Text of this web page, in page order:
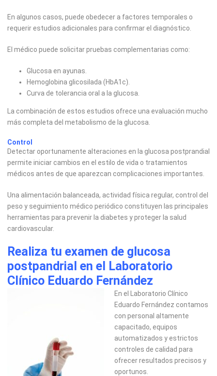
En algunos casos, puede obedecer a factores temporales o
requerir estudios adicionales para confirmar el diagnóstico.
El médico puede solicitar pruebas complementarias como:
Glucosa en ayunas.
Hemoglobina glicosilada (HbA1c).
Curva de tolerancia oral a la glucosa.
La combinación de estos estudios ofrece una evaluación mucho
más completa del metabolismo de la glucosa.
Control
Detectar oportunamente alteraciones en la glucosa postprandial
permite iniciar cambios en el estilo de vida o tratamientos
médicos antes de que aparezcan complicaciones importantes.
Una alimentación balanceada, actividad física regular, control del
peso y seguimiento médico periódico constituyen las principales
herramientas para prevenir la diabetes y proteger la salud
cardiovascular.
Realiza tu examen de glucosa
postpandrial en el Laboratorio
Clínico Eduardo Fernández
En el Laboratorio Clínico
Eduardo Fernández contamos
con personal altamente
capacitado, equipos
automatizados y estrictos
controles de calidad para
ofrecer resultados precisos y
oportunos.